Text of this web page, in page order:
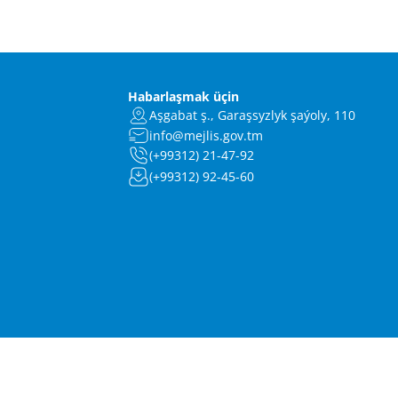
Habarlaşmak üçin
Aşgabat ş., Garaşsyzlyk şaýoly, 110
info@mejlis.gov.tm
(+99312) 21-47-92
(+99312) 92-45-60